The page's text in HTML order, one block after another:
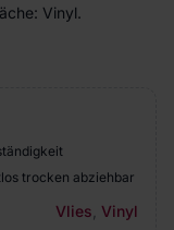
Vinyl.
trocken abziehbar
Vlies Vinyl